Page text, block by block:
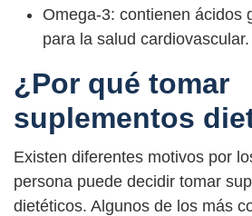
Omega-3: contienen ácidos
para la salud cardiovascular.
¿Por qué tomar
suplementos
Existen diferentes motivos por
persona puede decidir tomar
dietéticos. Algunos de los más